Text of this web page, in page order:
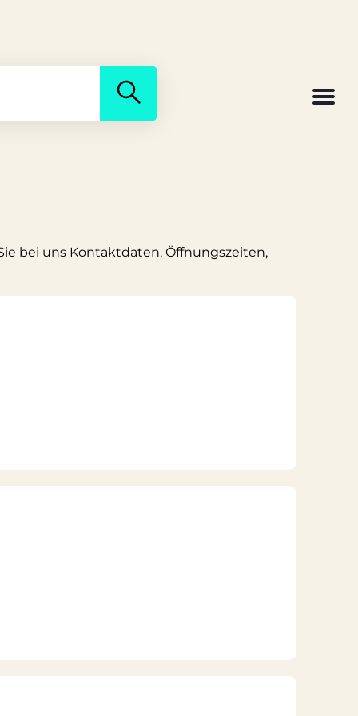
bei uns Kontaktdaten, Öffnungszeiten,